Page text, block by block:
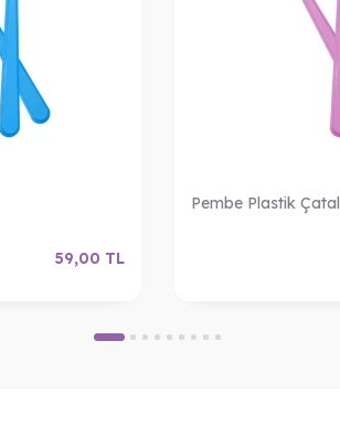
59,00 TL
Pembe Plastik Çatal